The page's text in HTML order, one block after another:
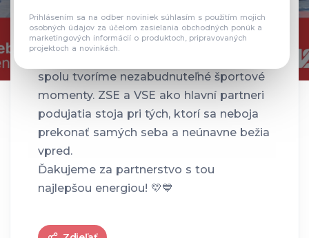
Prihlásením sa na odber noviniek súhlasím s použitím mojich
osobných údajov za účelom zasielania obchodných ponúk a
marketingových informácií o produktoch, pripravovaných
projektoch a novinkách.
Energia od ZSE a VSE bude poháňať
bežcov naprieč Slovenskom.
spolu tvoríme nezabudnuteľné športové
momenty. ZSE a VSE ako hlavní partneri
podujatia stoja pri tých, ktorí sa neboja
prekonať samých seba a neúnavne bežia
vpred.
Ďakujeme za partnerstvo s tou
najlepšou energiou! 💛💙